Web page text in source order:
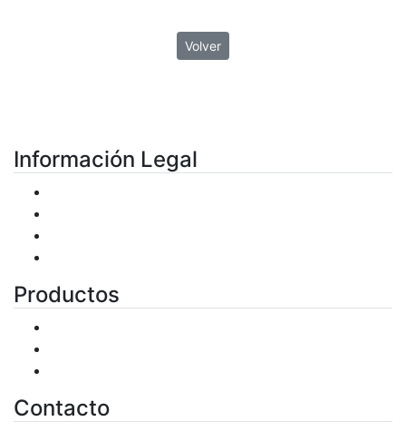
Volver
Información Legal
Productos
Contacto